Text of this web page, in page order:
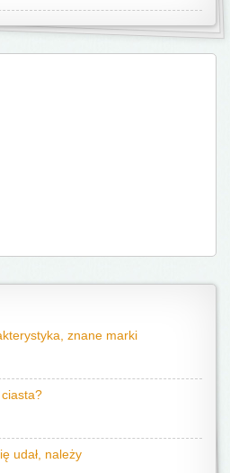
znane marki
udał, należy